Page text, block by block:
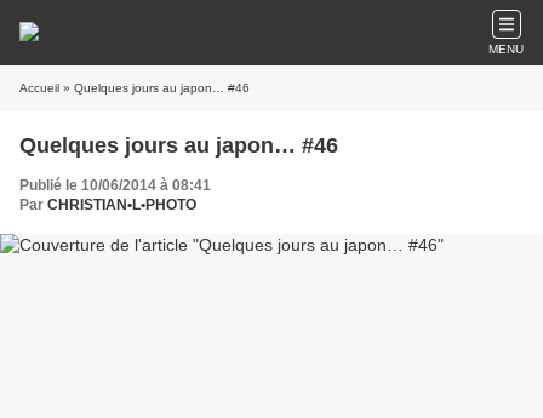
MENU
Accueil » Quelques jours au japon… #46
Quelques jours au japon… #46
Publié le 10/06/2014 à 08:41
Par CHRISTIAN•L•PHOTO